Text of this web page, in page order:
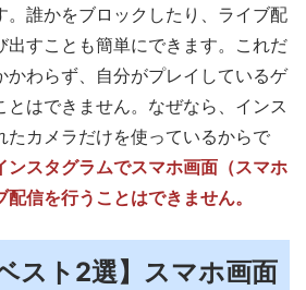
。誰かをブロックしたり、ライブ配
出すことも簡単にできます。これだ
かわらず、自分がプレイしているゲ
とはできません。なぜなら、インス
たカメラだけを使っているからで
ンスタグラムでスマホ画面（スマホ
信を行うことはできません。
スト2選】スマホ画面